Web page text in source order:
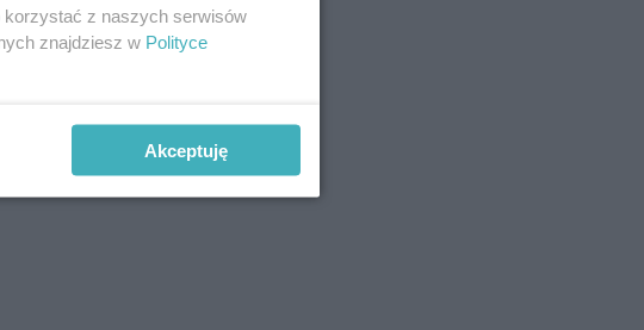
korzystać z naszych serwisów
znajdziesz w Polityce
Akceptuję